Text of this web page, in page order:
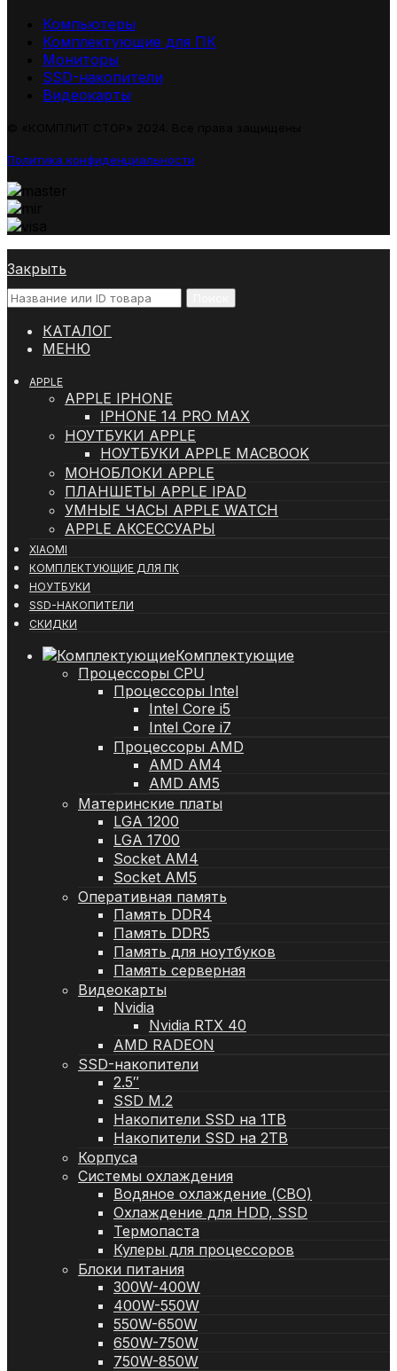
Компьютеры
Комплектующие для ПК
Мониторы
SSD-накопители
Видеокарты
Политика конфиденциальности
Закрыть
КАТАЛОГ
МЕНЮ
APPLE
APPLE IPHONE
IPHONE 14 PRO MAX
НОУТБУКИ APPLE
НОУТБУКИ APPLE MACBOOK
МОНОБЛОКИ APPLE
ПЛАНШЕТЫ APPLE IPAD
УМНЫЕ ЧАСЫ APPLE WATCH
APPLE АКСЕССУАРЫ
XIAOMI
КОМПЛЕКТУЮЩИЕ ДЛЯ ПК
НОУТБУКИ
SSD-НАКОПИТЕЛИ
СКИДКИ
Комплектующие
Процессоры CPU
Процессоры Intel
Intel Core i5
Intel Core i7
Процессоры AMD
AMD AM4
AMD AM5
Материнские платы
LGA 1200
LGA 1700
Socket AM4
Socket AM5
Оперативная память
Память DDR4
Память DDR5
Память для ноутбуков
Память серверная
Видеокарты
Nvidia
Nvidia RTX 40
AMD RADEON
SSD-накопители
2.5″
SSD M.2
Накопители SSD на 1TB
Накопители SSD на 2TB
Корпуса
Системы охлаждения
Водяное охлаждение (СВО)
Охлаждение для HDD, SSD
Термопаста
Кулеры для процессоров
Блоки питания
300W-400W
400W-550W
550W-650W
650W-750W
750W-850W